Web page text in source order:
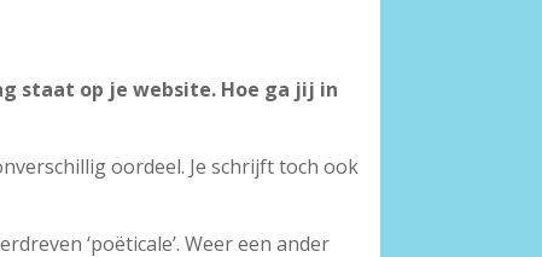
staat op je website. Hoe ga jij in
oordeel. Je schrijft toch ook
‘poëticale’. Weer een ander